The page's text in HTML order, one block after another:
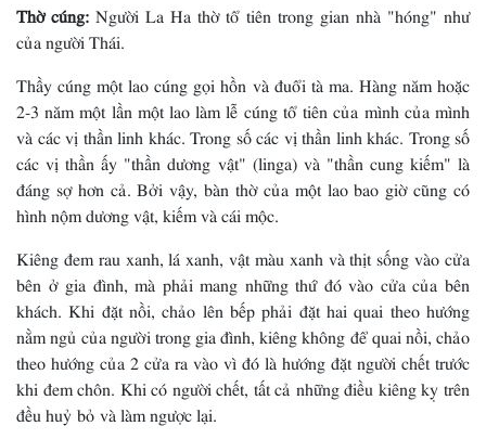
Thờ cúng: Người La Ha thờ tổ tiên trong gian nhà "hóng" như
của người Thái.
Thầy cúng một lao cúng gọi hồn và đuổi tà ma. Hàng năm hoặc
2-3 năm một lần một lao làm lễ cúng tổ tiên của mình của mình
và các vị thần linh khác. Trong số các vị thần linh khác. Trong số
các vị thần ấy "thần dương vật" (linga) và "thần cung kiếm" là
đáng sợ hơn cả. Bởi vậy, bàn thờ của một lao bao giờ cũng có
hình nộm dương vật, kiếm và cái mộc.
Kiêng đem rau xanh, lá xanh, vật màu xanh và thịt sống vào cửa
bên ở gia đình, mà phải mang những thứ đó vào cửa của bên
khách. Khi đặt nồi, chảo lên bếp phải đặt hai quai theo hướng
nằm ngủ của người trong gia đình, kiêng không để quai nồi, chảo
theo hướng của 2 cửa ra vào vì đó là hướng đặt người chết trước
khi đem chôn. Khi có người chết, tất cả những điều kiêng kỵ trên
đều huỷ bỏ và làm ngược lại.